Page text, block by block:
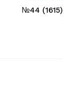
№44 (1615)